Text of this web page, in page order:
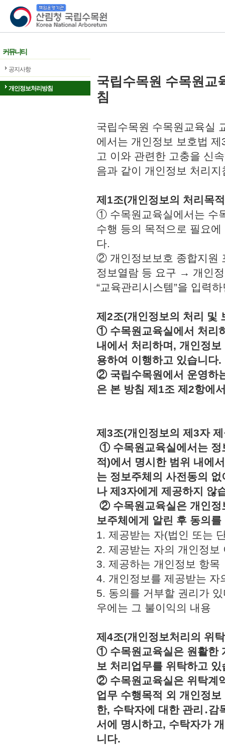
산림청 국립수목원
커뮤니티
공지사항
개인정보처리방침
국립수목원 수목원교
침
국립수목원 수목원교육실
에서는 개인정보 보호법
고 이와 관련한 고충을 신
음과 같이 개인정보 처리
제1조(개인정보의 처리목
① 수목원교육실에서는 수
수행 등의 목적으로 필요
다.
② 개인정보보호 종합지원
정보열람 등 요구 → 개인
“교육관리시스템”을 입력
제2조(개인정보의 처리 및
① 수목원교육실에서 처리
내에서 처리하며, 개인정
용하여 이행하고 있습니다.
② 국립수목원에서 운영하
은 본 방침 제1조 제2항에
제3조(개인정보의 제3자
① 수목원교육실에서는 정
적)에서 명시한 범위 내에
는 정보주체의 사전동의
나 제3자에게 제공하지 않
② 수목원교육실은 개인정
보주체에게 알린 후 동의
1. 제공받는 자(법인 또
2. 제공받는 자의 개인정
3. 제공하는 개인정보
4. 개인정보를 제공받는
5. 동의를 거부할 권리가
우에는 그 불이익의 내용
제4조(개인정보처리의 위
① 수목원교육실은 원활한
보 처리업무를 위탁하고
② 수목원교육실은 위탁계
업무 수행목적 외 개인정
한, 수탁자에 대한 관리․감
서에 명시하고, 수탁자가
니다.